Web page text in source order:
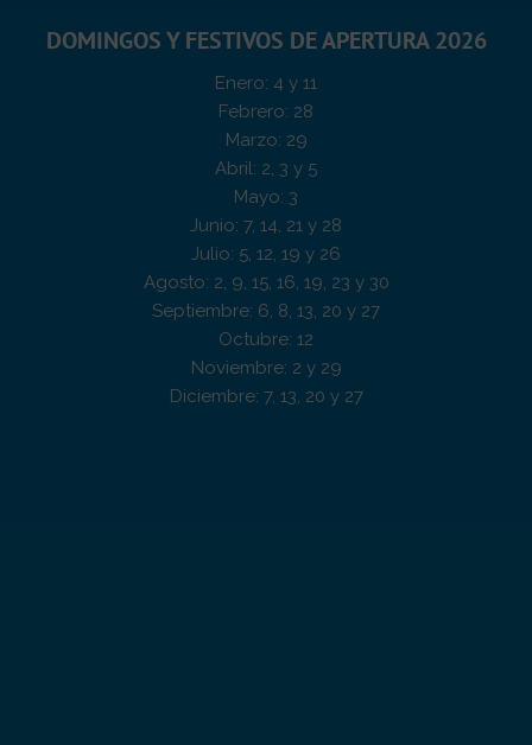
DOMINGOS Y FESTIVOS DE APERTURA 2026
Enero: 4 y 11
Febrero: 28
Marzo: 29
Abril: 2, 3 y 5
Mayo: 3
Junio: 7, 14, 21 y 28
Julio: 5, 12, 19 y 26
Agosto: 2, 9, 15, 16, 19, 23 y 30
Septiembre: 6, 8, 13, 20 y 27
Octubre: 12
Noviembre: 2 y 29
Diciembre: 7, 13, 20 y 27